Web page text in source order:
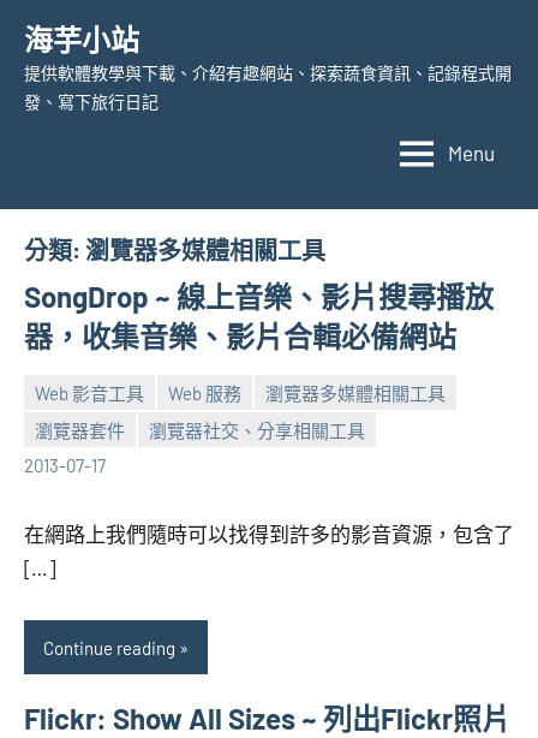
content
海芋小站
提供軟體教學與下載、介紹有趣網站、探索蔬食資訊、記錄程式開
發、寫下旅行日記
Menu
分類: 瀏覽器多媒體相關工具
SongDrop ~ 線上音樂、影片搜尋播放
器，收集音樂、影片合輯必備網站
Web 影音工具 Web 服務
瀏覽器多媒體相關工具
瀏覽器套件
瀏覽器社交、分享相關工具
2013-07-17
張
海
No
comments
在網路上我們隨時可以找得到許多的影音資源，包含了
[…]
Continue reading
Flickr: Show All Sizes ~ 列出Flickr照片